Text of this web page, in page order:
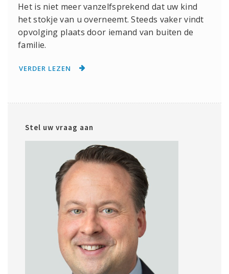
Het is niet meer vanzelfsprekend dat uw kind
het stokje van u overneemt. Steeds vaker vindt
opvolging plaats door iemand van buiten de
familie.
VERDER LEZEN
Stel uw vraag aan